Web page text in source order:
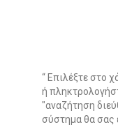
Επιλέξτε στο
ή
"αναζήτηση
σύστημα θα σας